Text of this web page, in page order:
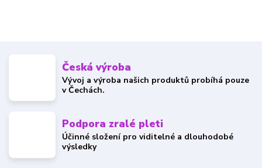
Česká výroba
Vývoj a výroba našich produktů probíhá pouze
v Čechách.
Podpora zralé pleti
Účinné složení pro viditelné a dlouhodobé
výsledky